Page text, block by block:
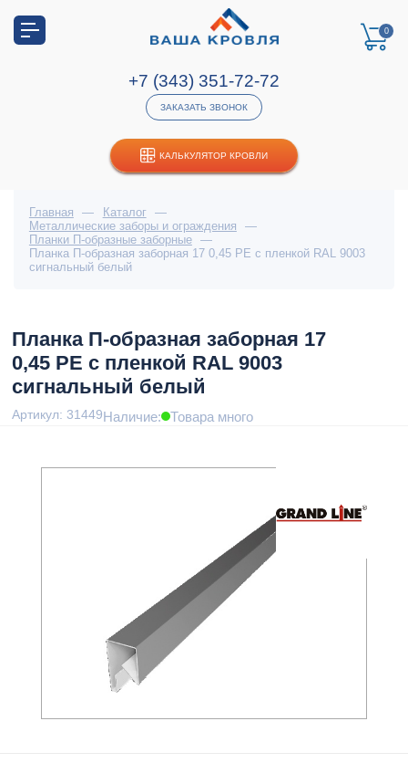
КАЛЬКУЛЯТОР КРОВЛИ
0
+7 (343) 351-72-72
ЗАКАЗАТЬ ЗВОНОК
Главная — Каталог
—
Металлические заборы и ограждения
—
Планки П-образные заборные
—
Планка П-образная заборная 17 0,45 PE с пленкой RAL 9003
сигнальный белый
Планка П-образная заборная 17
0,45 PE с пленкой RAL 9003
сигнальный белый
Артикул: 31449Наличие: Товара много